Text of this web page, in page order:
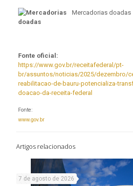
Mercadorias doadas
Fonte oficial:
https://www.gov.br/receitafederal/pt-
br/assuntos/noticias/2025/dezembro/
reabilitacao-de-bauru-potencializa-
doacao-da-receita-federal
Fonte:
www.gov.br
Artigos relacionados
7 de agosto de 2026